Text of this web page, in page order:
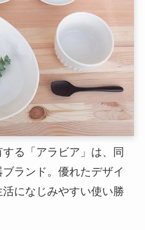
る「アラビア」は、同
ランド。優れたデザイ
になじみやすい使い勝